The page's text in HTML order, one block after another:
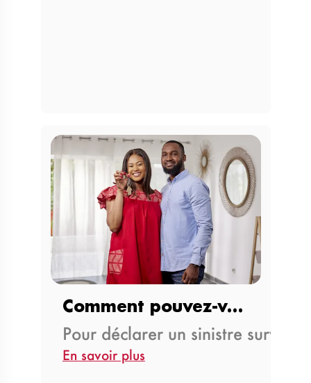
Comment pouvez-vous déclarer…
Pour déclarer un sinistre
En savoir plus